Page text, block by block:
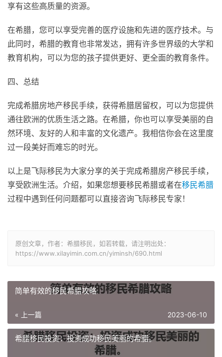
享有这些高质量的资源。
在希腊，您可以享受完善的医疗设施和先进的医疗技术。与
此同时，希腊的教育也非常发达，拥有许多世界级的大学和
教育机构，可以为您的孩子提供更好、更全面的教育条件。
四、总结
完成希腊房地产移民手续，获得希腊居留权，可以为您提供
通往欧洲的优质生活之路。在希腊，你也可以享受美丽的自
然环境、友好的人和丰富的文化遗产。我相信你会在这里度
过一段美好而难忘的时光。
以上是飞际移民为大家分享的关于完成希腊房产移民手续，
享受欧洲生活。介绍，如果您想要移民希腊或者在移民希腊
过程中遇到任何问题都可以直接咨询飞际移民专家！
原创文章，作者：希腊移民，如若转载，请注明出处：
https://www.xilayimin.com.cn/yiminsh/690.html
简单有效的移民希腊攻略
« 上一篇 2023-06-10
希腊移民投资：投资成功移民美丽的希腊。